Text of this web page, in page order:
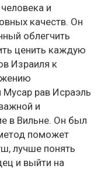
и
качеств. Он
облегчить
ценить каждую
Израиля к
рав Исраэль
и
в Вильне. Он был
поможет
лучше понять
и выйти на